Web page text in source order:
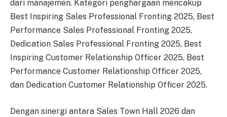
dari manajemen. Kategori penghargaan mencakup
Best Inspiring Sales Professional Fronting 2025, Best
Performance Sales Professional Fronting 2025,
Dedication Sales Professional Fronting 2025, Best
Inspiring Customer Relationship Officer 2025, Best
Performance Customer Relationship Officer 2025,
dan Dedication Customer Relationship Officer 2025.
Dengan sinergi antara Sales Town Hall 2026 dan